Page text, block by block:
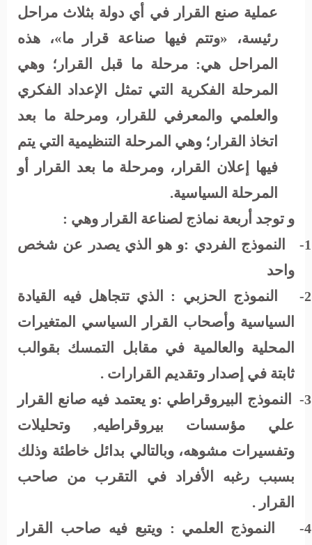
عملية صنع القرار في أي دولة بثلاث مراحل
رئيسة، «وتتم فيها صناعة قرار ما»، هذه
المراحل هي: مرحلة ما قبل القرار؛ وهي
المرحلة الفكرية التي تمثل الإعداد الفكري
والعلمي والمعرفي للقرار، ومرحلة ما بعد
اتخاذ القرار؛ وهي المرحلة التنظيمية التي يتم
فيها إعلان القرار، ومرحلة ما بعد القرار أو
المرحلة السياسية.
و توجد أربعة نماذج لصناعة القرار وهي :
1-
النموذج الفردي :و هو الذي يصدر عن شخص
واحد
2-
النموذج الحزبي : الذي تتجاهل فيه القيادة
السياسية وأصحاب القرار السياسي المتغيرات
المحلية والعالمية في مقابل التمسك بقوالب
ثابتة في إصدار وتقديم القرارات .
3-
النموذج البيروقراطي :و يعتمد فيه صانع القرار
علي مؤسسات بيروقراطيه, وتحليلات
وتفسيرات مشوهه، وبالتالي بدائل خاطئة وذلك
بسبب رغبه الأفراد في التقرب من صاحب
القرار .
4-
النموذج العلمي : ويتبع فيه صاحب القرار